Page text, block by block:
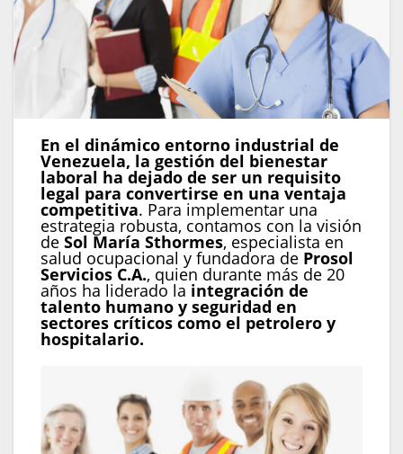
En el dinámico entorno industrial de
Venezuela, la gestión del bienestar
laboral ha dejado de ser un requisito
legal para convertirse en una ventaja
competitiva. Para implementar una
estrategia robusta, contamos con la visión
de Sol María Sthormes, especialista en
salud ocupacional y fundadora de Prosol
Servicios C.A., quien durante más de 20
años ha liderado la integración de
talento humano y seguridad en
sectores críticos como el petrolero y
hospitalario.